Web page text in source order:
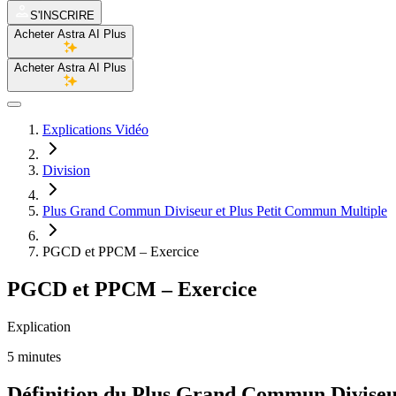
S'INSCRIRE
Acheter Astra AI Plus
Acheter Astra AI Plus
Explications Vidéo
Division
Plus Grand Commun Diviseur et Plus Petit Commun Multiple
PGCD et PPCM – Exercice
PGCD et PPCM – Exercice
Explication
5 minutes